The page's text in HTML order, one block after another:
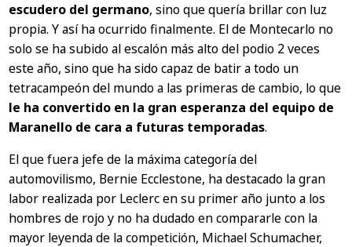
escudero del germano, sino que quería brillar con luz
propia. Y así ha ocurrido finalmente. El de Montecarlo no
solo se ha subido al escalón más alto del podio 2 veces
este año, sino que ha sido capaz de batir a todo un
tetracampeón del mundo a las primeras de cambio, lo que
le ha convertido en la gran esperanza del equipo de
Maranello de cara a futuras temporadas.
El que fuera jefe de la máxima categoría del
automovilismo, Bernie Ecclestone, ha destacado la gran
labor realizada por Leclerc en su primer año junto a los
hombres de rojo y no ha dudado en compararle con la
mayor leyenda de la competición, Michael Schumacher,